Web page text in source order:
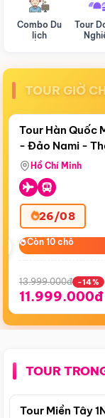
Combo Du
lịch
Tour
TOUR GIỜ
Còn18 ngày
Bay Sun
Tour Hàn Quốc
- Đảo Nami -
Airways)
Hồ Chí Minh
26/08
Còn 10 chỗ
Còn 10 chỗ
13.999.000đ -14%
11.999.000đ
TOUR
Tour Miền Tây